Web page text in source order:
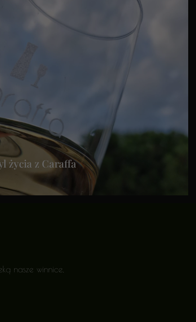
życia z Caraffa
nasze winnice,